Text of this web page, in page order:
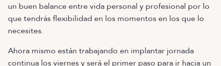
un buen balance entre vida personal y profesional por lo
que tendrás flexibilidad en los momentos en los que lo
necesites.
Ahora mismo están trabajando en implantar jornada
continua los viernes y será el primer paso para ir hacia un